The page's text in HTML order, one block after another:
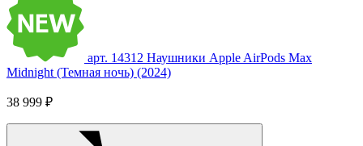
арт. 14312 Наушники Apple AirPods Max
Midnight (Темная ночь) (2024)
38 999 ₽